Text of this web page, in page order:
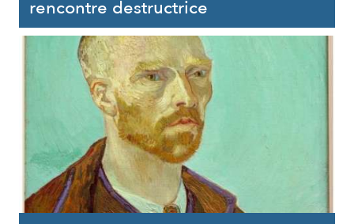
rencontre destructrice